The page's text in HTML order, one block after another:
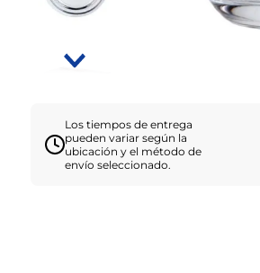
Los tiempos de entrega
pueden variar según la
ubicación y el método de
envío seleccionado.